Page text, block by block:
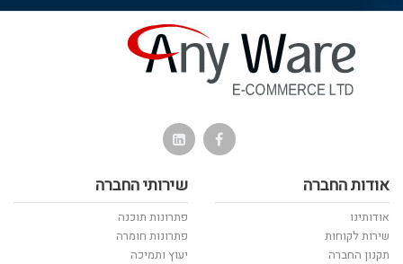
אודות החברה
אודותינו
שירות לקוחות
תקנון החברה
שירותי החברה
פתרונות תוכנה
פתרונות חומרה
יעוץ ותמיכה